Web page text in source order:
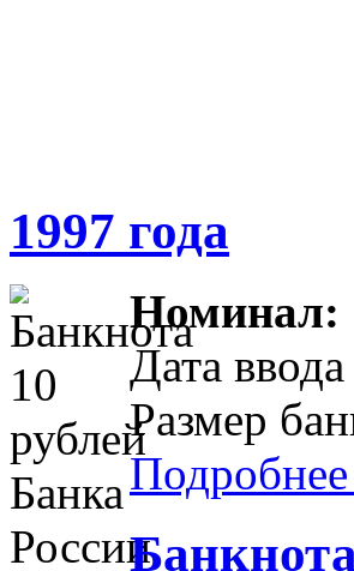
1997 года
Номинал:
Дата
Размер